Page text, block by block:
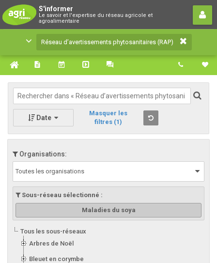
S'informer
Le savoir et l'expertise du réseau agricole et
agroalimentaire
Réseau d’avertissements
phytosanitaires (RAP)
Le savoir et l'expertise du réseau agricole et
agroalimentaire
Réseau d’avertissements phytosanitaires (RAP)
Date
Masquer les
filtres (1)
Organisations:
Toutes les organisations
Sous-réseau sélectionné :
Maladies du soya
Tous les sous-réseaux
Arbres de Noël
Bleuet en corymbe